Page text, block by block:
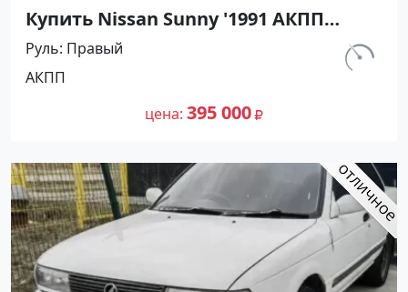
Купить Nissan Sunny '1991 АКПП
(1400/75 л.с.) Бензин инжектор
Кореновск цвет Серый Седан по
цене 395000 рублей, объявление
№27500 на сайте Авторынок23
км.
Руль Правый
АКПП
цена 395 000